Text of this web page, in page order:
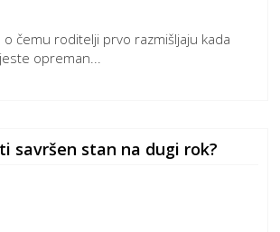
čemu roditelji prvo razmišljaju kada
opreman...
savršen stan na dugi rok?